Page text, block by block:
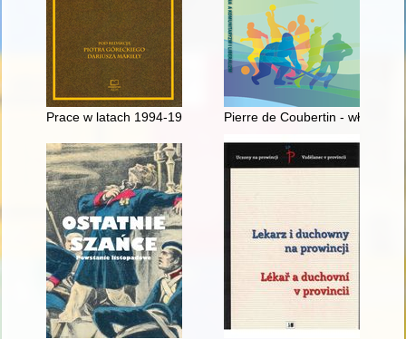
Prace w latach 1994-1997 nad rozdziałem Konstytucji
Pierre de Coubertin -